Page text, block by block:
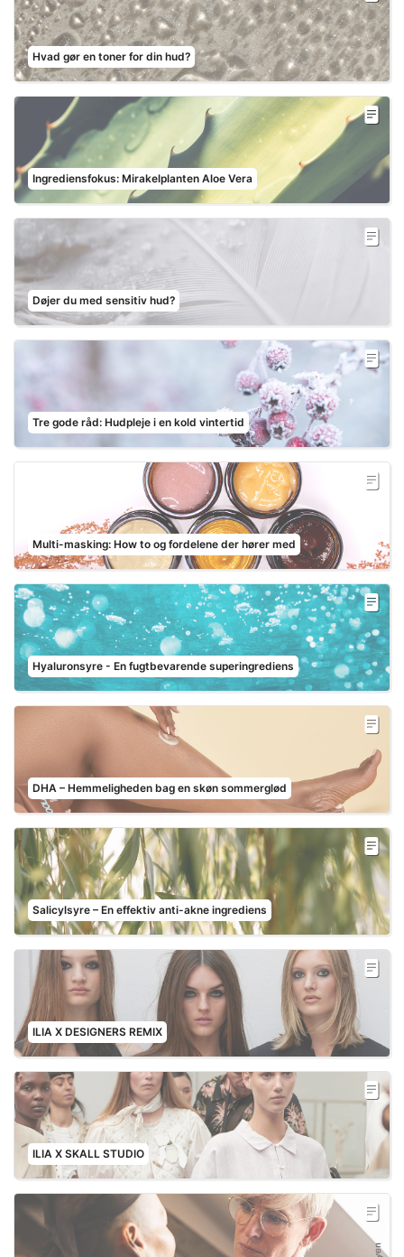
Hvad gør en toner for din hud?
Ingrediensfokus: Mirakelplanten Aloe Vera
Døjer du med sensitiv hud?
Tre gode råd: Hudpleje i en kold vintertid
Multi-masking: How to og fordelene der hører med
Hyaluronsyre - En fugtbevarende superingrediens
DHA – Hemmeligheden bag en skøn sommerglød
Salicylsyre – En effektiv anti-akne ingrediens
ILIA X DESIGNERS REMIX
ILIA X SKALL STUDIO